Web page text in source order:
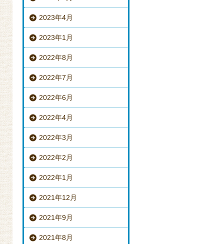
2023年4月
2023年1月
2022年8月
2022年7月
2022年6月
2022年4月
2022年3月
2022年2月
2022年1月
2021年12月
2021年9月
2021年8月